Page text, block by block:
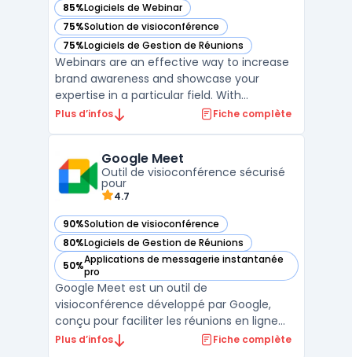
85%Logiciels de Webinar
— voir BigMarker dans cette catégorie
75%Solution de visioconférence
— voir BigMarker dans cette catégorie
75%Logiciels de Gestion de Réunions
— voir BigMarker dans cette catégorie
Webinars are an effective way to increase
brand awareness and showcase your
expertise in a particular field. With
BigMarker, you can easily create and host
you're looking to educate potential clients,
promote your latest ...
Plus d’infos Fiche complète
Google Meet
Outil de visioconférence sécurisé
pour
4.7
90%Solution de visioconférence
— voir Google Meet dans cette catégorie
80%Logiciels de Gestion de Réunions
— voir Google Meet dans cette catégorie
50%Applications de messagerie instantanée
pro
— voir Google Meet dans cette catégorie
Google Meet est un outil de
visioconférence développé par Google,
conçu pour faciliter les réunions en ligne
sécurisées et la collaboration en temps
Plus d’infos Fiche complète